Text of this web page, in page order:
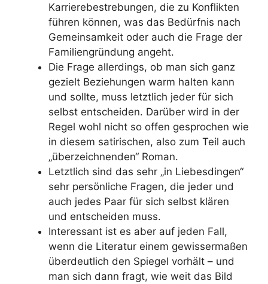
Karrierebestrebungen, die zu Konflikten
führen können, was das Bedürfnis nach
Gemeinsamkeit oder auch die Frage der
Familiengründung angeht.
Die Frage allerdings, ob man sich ganz
gezielt Beziehungen warm halten kann
und sollte, muss letztlich jeder für sich
selbst entscheiden. Darüber wird in der
Regel wohl nicht so offen gesprochen wie
in diesem satirischen, also zum Teil auch
„überzeichnenden“ Roman.
Letztlich sind das sehr „in Liebesdingen“
sehr persönliche Fragen, die jeder und
auch jedes Paar für sich selbst klären
und entscheiden muss.
Interessant ist es aber auf jeden Fall,
wenn die Literatur einem gewissermaßen
überdeutlich den Spiegel vorhält – und
man sich dann fragt, wie weit das Bild